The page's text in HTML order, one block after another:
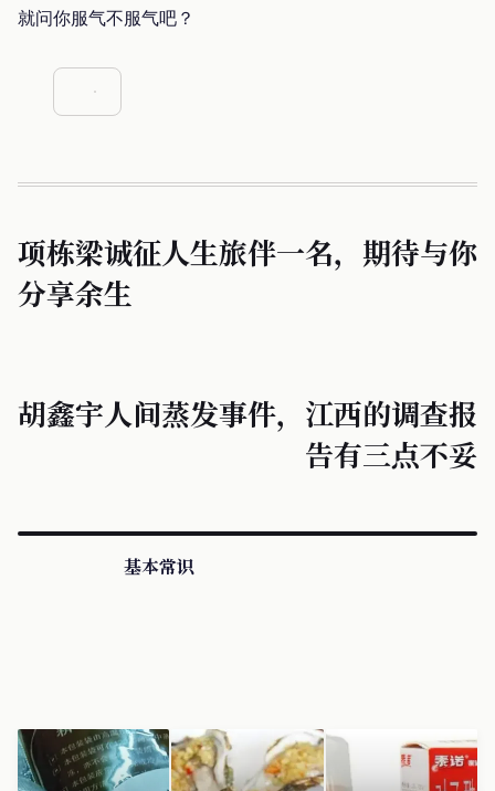
就问你服气不服气吧？
项栋梁诚征人生旅伴一名，期待与你
分享余生
胡鑫宇人间蒸发事件，江西的调查报
告有三点不妥
基本常识